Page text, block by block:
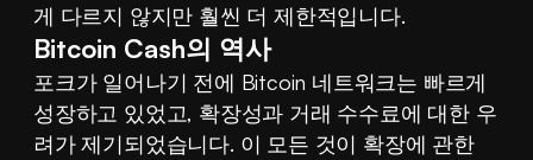
게 다르지 않지만 훨씬 더 제한적입니다.
Bitcoin Cash의 역사
포크가 일어나기 전에 Bitcoin 네트워크는 빠르게
성장하고 있었고, 확장성과 거래 수수료에 대한 우
려가 제기되었습니다. 이 모든 것이 확장에 관한